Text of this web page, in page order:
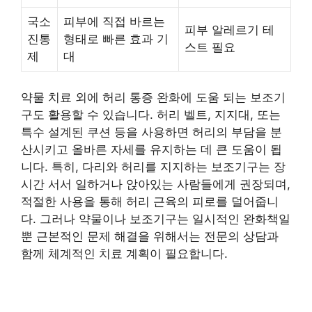
국소
진통
제
피부에 직접 바르는
형태로 빠른 효과 기
대
피부 알레르기 테
스트 필요
약물 치료 외에 허리 통증 완화에 도움 되는 보조기
구도 활용할 수 있습니다. 허리 벨트, 지지대, 또는
특수 설계된 쿠션 등을 사용하면 허리의 부담을 분
산시키고 올바른 자세를 유지하는 데 큰 도움이 됩
니다. 특히, 다리와 허리를 지지하는 보조기구는 장
시간 서서 일하거나 앉아있는 사람들에게 권장되며,
적절한 사용을 통해 허리 근육의 피로를 덜어줍니
다. 그러나 약물이나 보조기구는 일시적인 완화책일
뿐 근본적인 문제 해결을 위해서는 전문의 상담과
함께 체계적인 치료 계획이 필요합니다.